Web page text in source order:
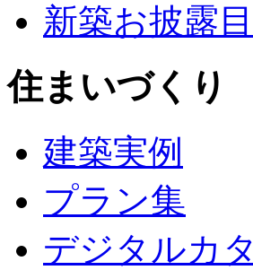
新築お披露
住まいづくり
建築実例
プラン集
デジタルカ